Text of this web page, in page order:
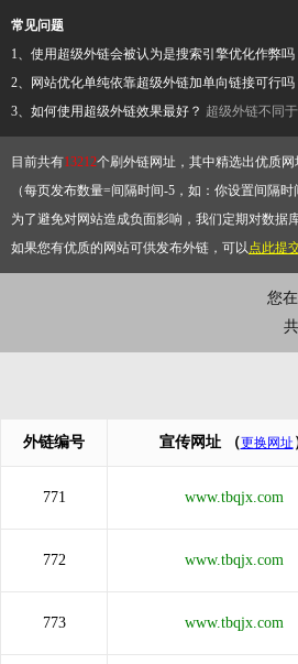
常见问题
1、使用超级外链会被认为是搜索引擎优化作弊吗
2、网站优化单纯依靠超级外链加单向链接可行吗
3、如何使用超级外链效果最好？ 超级外链不同
目前共有13212个刷外链网址，其中精选出优质网
（每页发布数量=间隔时间-5，如：你设置间隔
为了避免对网站造成负面影响，我们定期对数据
如果您有优质的网站可供发布外链，可以点此提
您
外链编号 宣传网址 （更换网址
771 www.tbqjx.com
772 www.tbqjx.com
773 www.tbqjx.com